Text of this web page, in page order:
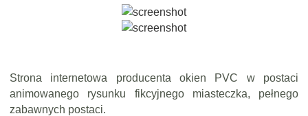
Strona internetowa producenta okien PVC w postaci
animowanego rysunku fikcyjnego miasteczka, pełnego
zabawnych postaci.